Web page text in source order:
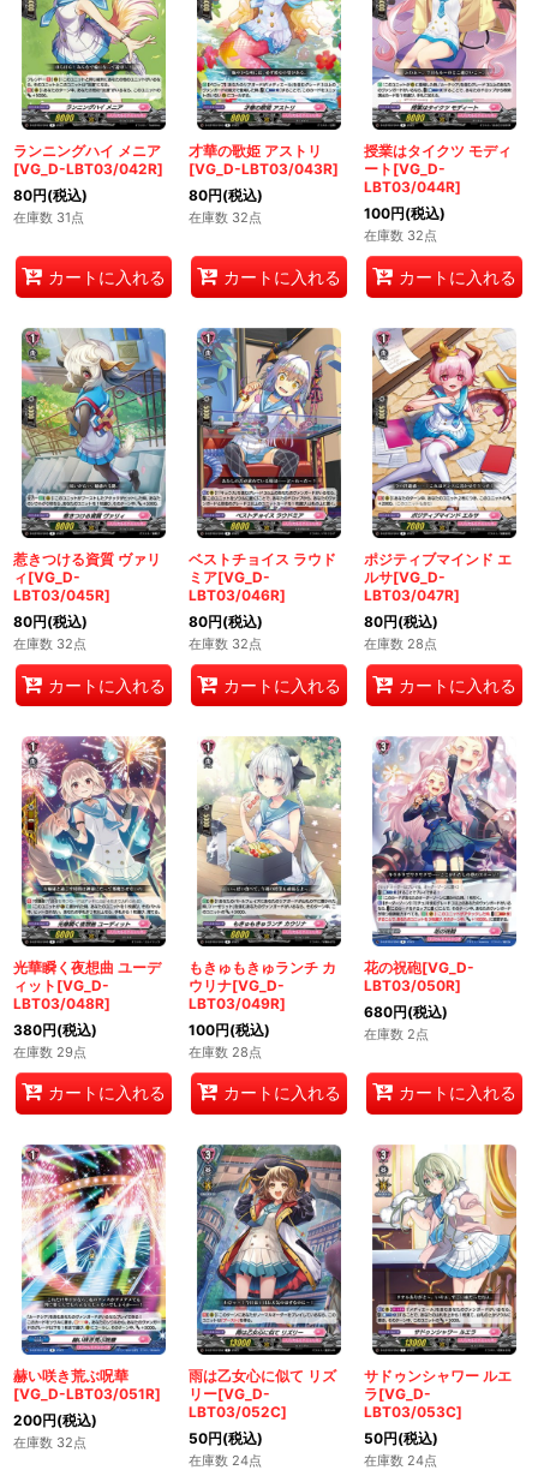
ランニングハイ メニア
[VG_D-LBT03/042R]
80円(税込)
在庫数 31点
カートに入れる
才華の歌姫 アストリ
[VG_D-LBT03/043R]
80円(税込)
在庫数 32点
カートに入れる
授業はタイクツ モディ
ート[VG_D-
LBT03/044R]
100円(税込)
在庫数 32点
カートに入れる
惹きつける資質 ヴァリ
ィ[VG_D-
LBT03/045R]
80円(税込)
在庫数 32点
カートに入れる
ベストチョイス ラウド
ミア[VG_D-
LBT03/046R]
80円(税込)
在庫数 32点
カートに入れる
ポジティブマインド エ
ルサ[VG_D-
LBT03/047R]
80円(税込)
在庫数 28点
カートに入れる
光華瞬く夜想曲 ユーデ
ィット[VG_D-
LBT03/048R]
380円(税込)
在庫数 29点
カートに入れる
もきゅもきゅランチ カ
ウリナ[VG_D-
LBT03/049R]
100円(税込)
在庫数 28点
カートに入れる
花の祝砲[VG_D-
LBT03/050R]
680円(税込)
在庫数 2点
カートに入れる
赫い咲き荒ぶ呪華
[VG_D-LBT03/051R]
200円(税込)
在庫数 32点
雨は乙女心に似て リズ
リー[VG_D-
LBT03/052C]
50円(税込)
在庫数 24点
サドゥンシャワー ルエ
ラ[VG_D-
LBT03/053C]
50円(税込)
在庫数 24点